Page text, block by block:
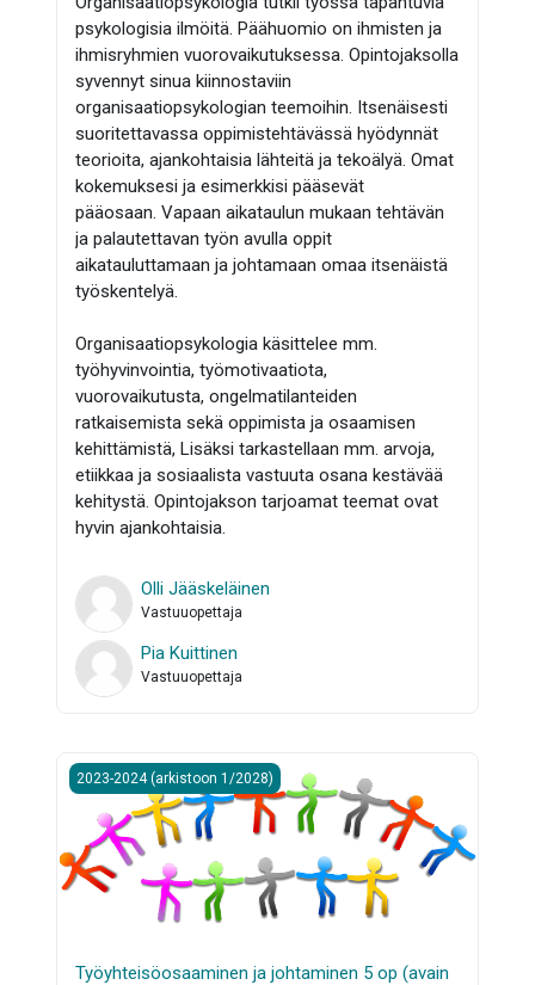
psykologisia ilmöitä. Päähuomio on ihmisten ja
ihmisryhmien vuorovaikutuksessa. Opintojaksolla
syvennyt sinua kiinnostaviin
organisaatiopsykologian teemoihin. Itsenäisesti
suoritettavassa oppimistehtävässä hyödynnät
teorioita, ajankohtaisia lähteitä ja tekoälyä. Omat
kokemuksesi ja esimerkkisi pääsevät
pääosaan. Vapaan aikataulun mukaan tehtävän
ja palautettavan työn avulla oppit
aikatauluttamaan ja johtamaan omaa itsenäistä
työskentelyä.
Organisaatiopsykologia käsittelee mm.
työhyvinvointia, työmotivaatiota,
vuorovaikutusta, ongelmatilanteiden
ratkaisemista sekä oppimista ja osaamisen
kehittämistä, Lisäksi tarkastellaan mm. arvoja,
etiikkaa ja sosiaalista vastuuta osana kestävää
kehitystä. Opintojakson tarjoamat teemat ovat
hyvin ajankohtaisia.
Olli Jääskeläinen
Vastuuopettaja
Pia Kuittinen
Vastuuopettaja
Työyhteisöosaaminen ja johtaminen 5 op (avain WELCOME)
2023-2024 (arkistoon 1/2028)
Työyhteisöosaaminen ja johtaminen 5 op (avain